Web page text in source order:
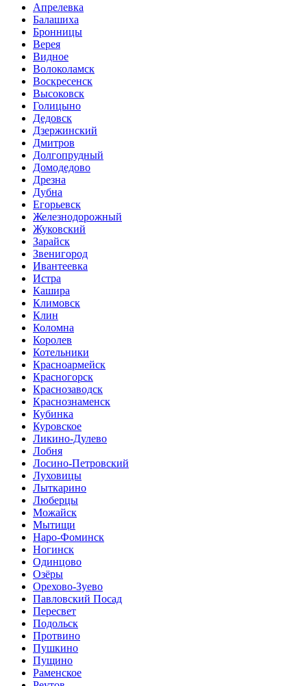
Апрелевка
Балашиха
Бронницы
Верея
Видное
Волоколамск
Воскресенск
Высоковск
Голицыно
Дедовск
Дзержинский
Дмитров
Долгопрудный
Домодедово
Дрезна
Дубна
Егорьевск
Железнодорожный
Жуковский
Зарайск
Звенигород
Ивантеевка
Истра
Кашира
Климовск
Клин
Коломна
Королев
Котельники
Красноармейск
Красногорск
Краснозаводск
Краснознаменск
Кубинка
Куровское
Ликино-Дулево
Лобня
Лосино-Петровский
Луховицы
Лыткарино
Люберцы
Можайск
Мытищи
Наро-Фоминск
Ногинск
Одинцово
Озёры
Орехово-Зуево
Павловский Посад
Пересвет
Подольск
Протвино
Пушкино
Пущино
Раменское